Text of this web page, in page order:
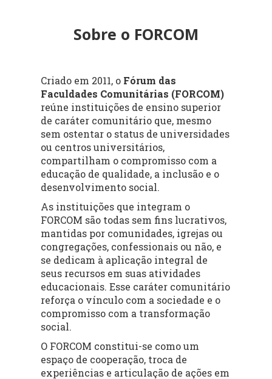
Sobre o FORCOM
Criado em 2011, o Fórum das
Faculdades Comunitárias (FORCOM)
reúne instituições de ensino superior
de caráter comunitário que, mesmo
sem ostentar o status de universidades
ou centros universitários,
compartilham o compromisso com a
educação de qualidade, a inclusão e o
desenvolvimento social.
As instituições que integram o
FORCOM são todas sem fins lucrativos,
mantidas por comunidades, igrejas ou
congregações, confessionais ou não, e
se dedicam à aplicação integral de
seus recursos em suas atividades
educacionais. Esse caráter comunitário
reforça o vínculo com a sociedade e o
compromisso com a transformação
social.
O FORCOM constitui-se como um
espaço de cooperação, troca de
experiências e articulação de ações em